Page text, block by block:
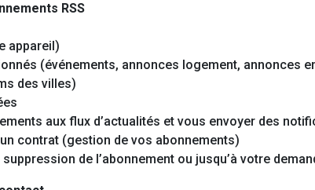
RSS
appareil)
(événements, annonces logement, annonces
des villes)
aux flux d’actualités et vous envoyer des
contrat (gestion de vos abonnements)
suppression de l’abonnement ou jusqu’à votre